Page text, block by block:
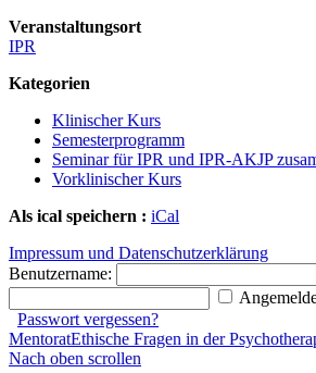
Veranstaltungsort
IPR
Kategorien
Klinischer Kurs
Semesterprogramm
Seminar für IPR und IPR-AKJP
Vorklinischer Kurs
Als ical speichern : iCal
Impressum und Datenschutzerklärung
Benutzername:
Passwort vergessen?
MentoratEthische Fragen in der
Nach oben scrollen